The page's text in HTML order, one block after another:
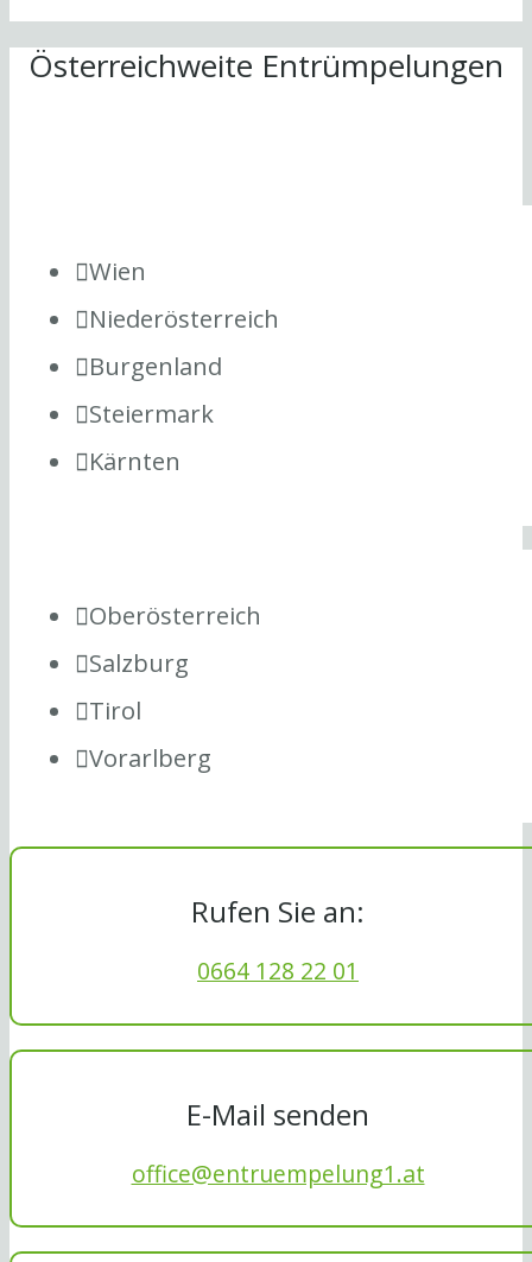
Österreichweite Entrümpelungen
Wien
Niederösterreich
Burgenland
Steiermark
Kärnten
Oberösterreich
Salzburg
Tirol
Vorarlberg
Rufen Sie an:
0664 128 22 01
E-Mail senden
office@entruempelung1.at